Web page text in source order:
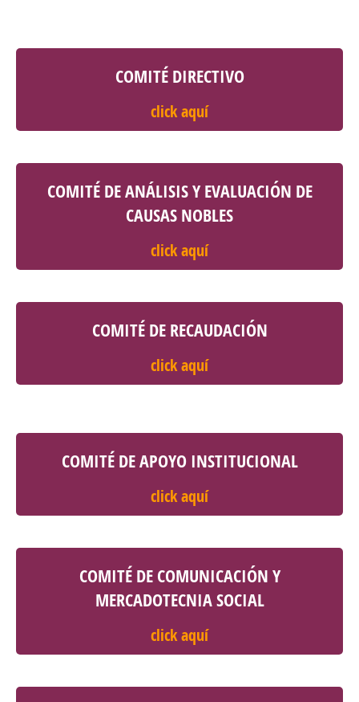
COMITÉ DIRECTIVO
click aquí
COMITÉ DE ANÁLISIS Y EVALUACIÓN DE
CAUSAS NOBLES
click aquí
COMITÉ DE RECAUDACIÓN
click aquí
COMITÉ DE APOYO INSTITUCIONAL
click aquí
COMITÉ DE COMUNICACIÓN Y
MERCADOTECNIA SOCIAL
click aquí